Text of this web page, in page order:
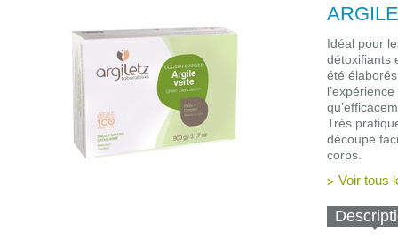
Idéal pour
détoxifiants
été
Très
découpe
corps.
Voir tous